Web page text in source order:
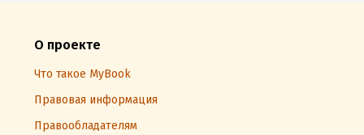
О проекте
Что такое MyBook
Правовая информация
Правообладателям